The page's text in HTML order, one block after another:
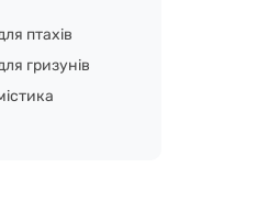
птахів
гризунів